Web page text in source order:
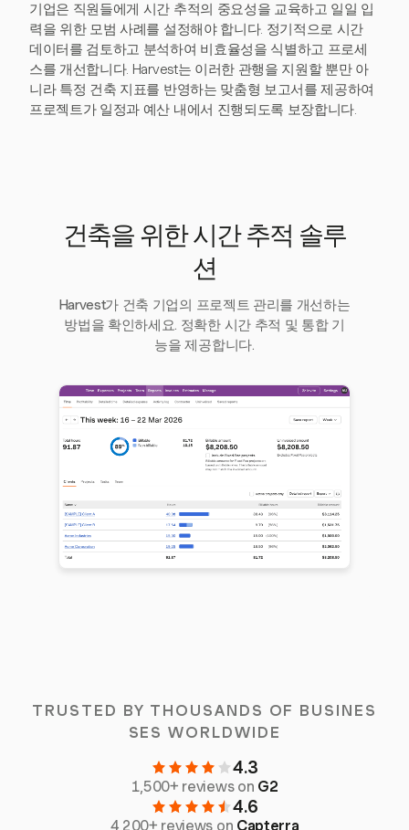
기업은 직원들에게 시간 추적의 중요성을 교육하고 일일 입
력을 위한 모범 사례를 설정해야 합니다. 정기적으로 시간
데이터를 검토하고 분석하여 비효율성을 식별하고 프로세
스를 개선합니다. Harvest는 이러한 관행을 지원할 뿐만 아
니라 특정 건축 지표를 반영하는 맞춤형 보고서를 제공하여
프로젝트가 일정과 예산 내에서 진행되도록 보장합니다.
건축을 위한 시간 추적 솔루
션
Harvest가 건축 기업의 프로젝트 관리를 개선하는
방법을 확인하세요. 정확한 시간 추적 및 통합 기
능을 제공합니다.
TRUSTED BY THOUSANDS OF BUSINES
SES WORLDWIDE
4.3
1,500+ reviews on G2
4.6
4,200+ reviews on Capterra